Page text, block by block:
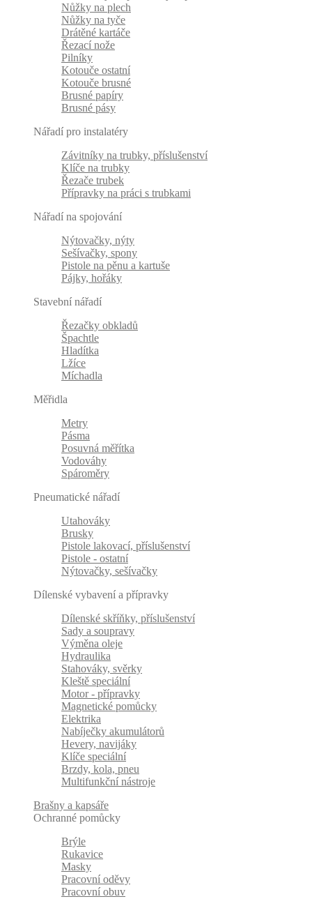
Nůžky na plech
Nůžky na tyče
Drátěné kartáče
Řezací nože
Pilníky
Kotouče ostatní
Kotouče brusné
Brusné papíry
Brusné pásy
Nářadí pro instalatéry
Závitníky na trubky, příslušenství
Klíče na trubky
Řezače trubek
Přípravky na práci s trubkami
Nářadí na spojování
Nýtovačky, nýty
Sešívačky, spony
Pistole na pěnu a kartuše
Pájky, hořáky
Stavební nářadí
Řezačky obkladů
Špachtle
Hladítka
Lžíce
Míchadla
Měřidla
Metry
Pásma
Posuvná měřítka
Vodováhy
Spároměry
Pneumatické nářadí
Utahováky
Brusky
Pistole lakovací, příslušenství
Pistole - ostatní
Nýtovačky, sešívačky
Dílenské vybavení a přípravky
Dílenské skříňky, příslušenství
Sady a soupravy
Výměna oleje
Hydraulika
Stahováky, svěrky
Kleště speciální
Motor - přípravky
Magnetické pomůcky
Elektrika
Nabíječky akumulátorů
Hevery, navijáky
Klíče speciální
Brzdy, kola, pneu
Multifunkční nástroje
Brašny a kapsáře
Ochranné pomůcky
Brýle
Rukavice
Masky
Pracovní oděvy
Pracovní obuv